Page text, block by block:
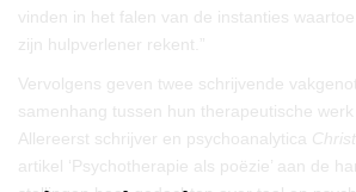
vinden in het falen van de instanties
zijn hulpverlener rekent.”
Vervolgens geven twee schrijvende
samenhang tussen hun therapeutische werk
Allereerst schrijver en psychoanalytica
artikel ‘Psychotherapie als poëzie’ aan de